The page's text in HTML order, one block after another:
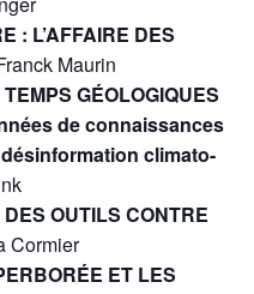
: L’AFFAIRE DES
Maurin
GÉOLOGIQUES
de connaissances
climato-
OUTILS CONTRE
Cormier
ET LES